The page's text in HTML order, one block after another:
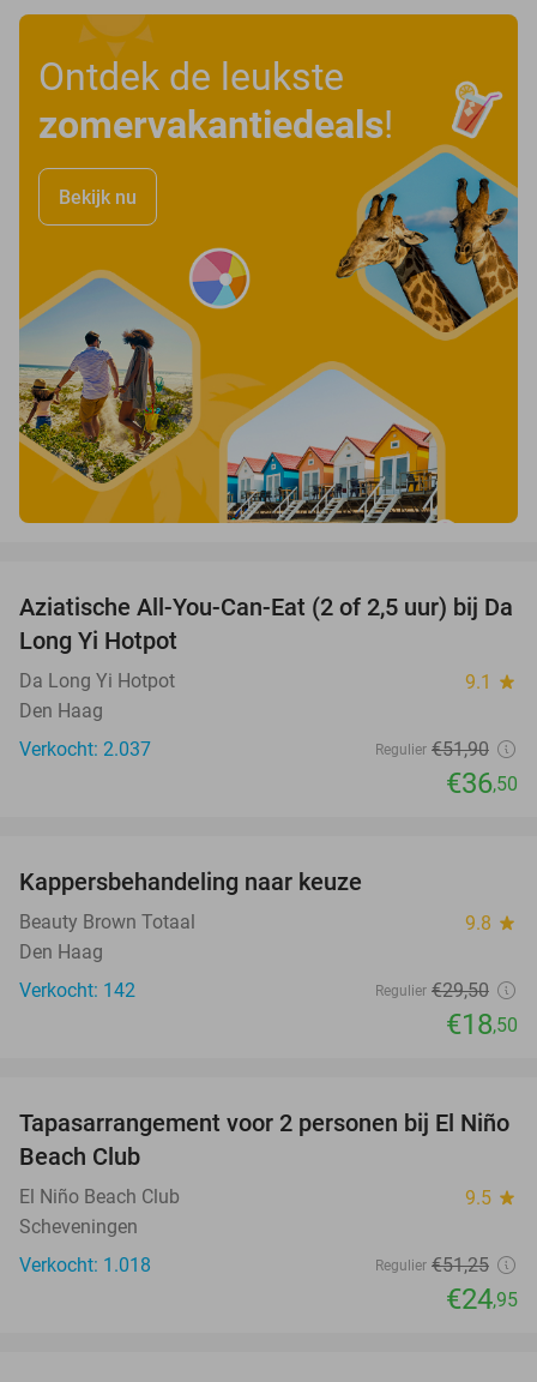
Ontdek de leukste
zomervakantiedeals!
Bekijk nu
30%
Aziatische All-You-Can-Eat (2 of 2,5 uur) bij Da
Long Yi Hotpot
Da Long Yi Hotpot 9.1 star
Den Haag
Verkocht: 2.037
Regulier €51,90
€36,50
Kappersbehandeling naar keuze
Beauty Brown Totaal 9.8 star
Den Haag
Verkocht: 142
Regulier €29,50
€18,50
51%
Tapasarrangement voor 2 personen bij El Niño
Beach Club
El Niño Beach Club 9.5 star
Scheveningen
Verkocht: 1.018
Regulier €51,25
€24,95